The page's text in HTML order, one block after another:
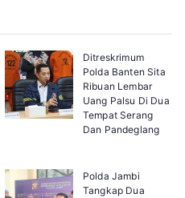
Ditreskrimum
Polda Banten Sita
Ribuan Lembar
Uang Palsu Di Dua
Tempat Serang
Dan Pandeglang
Polda Jambi
Tangkap Dua